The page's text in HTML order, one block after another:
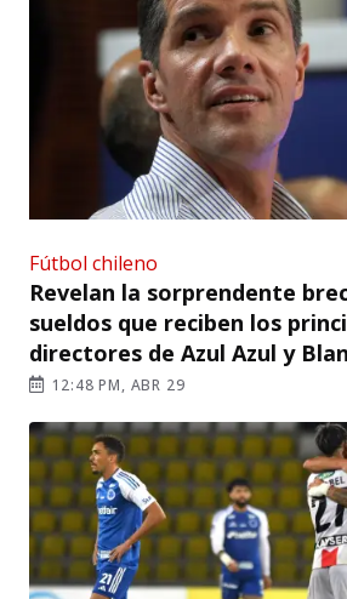
Fútbol chileno
Revelan la sorprendente
sueldos que reciben los
directores de Azul Azul y
12:48 PM, ABR 29